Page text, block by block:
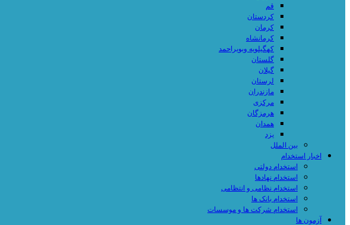
قم
کردستان
کرمان
کرمانشاه
کهگیلویه وبویراحمد
گلستان
گیلان
لرستان
مازندران
مرکزی
هرمزگان
همدان
یزد
بین الملل
اخبار استخدام
استخدام دولتی
استخدام نهادها
استخدام نظامی و انتظامی
استخدام بانک ها
استخدام شرکت ها و موسسات
آزمون ها